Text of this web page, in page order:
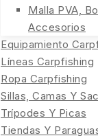
Malla PVA,
Accesorios
Equipamiento
Líneas Carpfishing
Ropa Carpfishing
Sillas, Camas Y
Trípodes Y Picas
Tiendas Y